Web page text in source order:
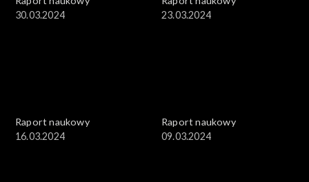
30.03.2024
23.03.2024
Raport naukowy
16.03.2024
Raport naukowy
09.03.2024